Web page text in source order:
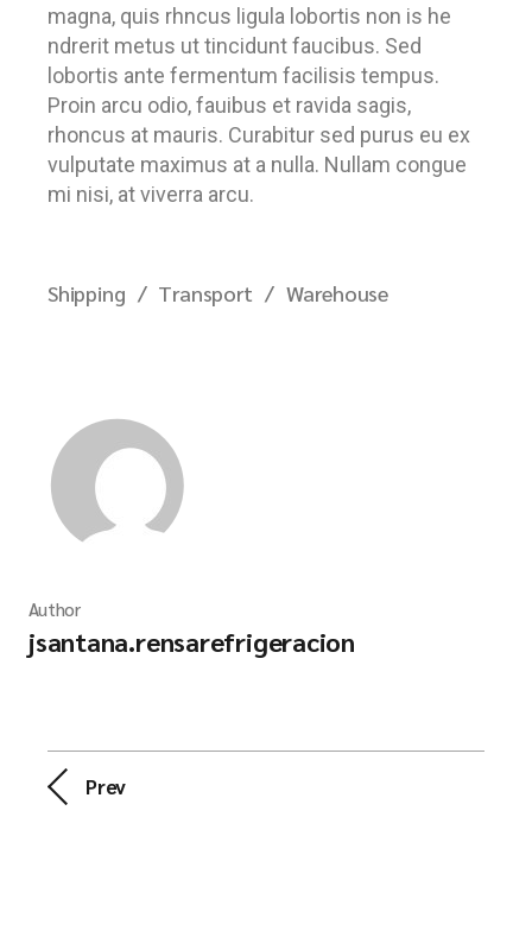
magna, quis rhncus ligula lobortis non is he
ndrerit metus ut tincidunt faucibus. Sed
lobortis ante fermentum facilisis tempus.
Proin arcu odio, fauibus et ravida sagis,
rhoncus at mauris. Curabitur sed purus eu ex
vulputate maximus at a nulla. Nullam congue
mi nisi, at viverra arcu.
Shipping Transport Warehouse
Author
jsantana.rensarefrigeracion
Prev